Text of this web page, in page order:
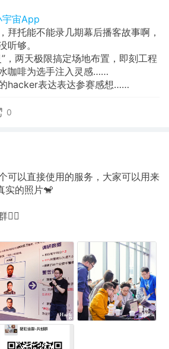
宇宙App
拜托能不能录几期幕后播客故事啊，
听够。
，两天极限搞定场地布置，即刻工程
咖啡为选手注入灵感……
hacker表达表达参赛感想……
0
可以直接使用的服务，大家可以用来
实的照片🐒
🙋‍♀️